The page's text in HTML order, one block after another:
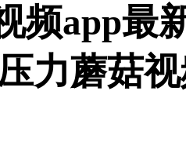
频app最
力蘑菇